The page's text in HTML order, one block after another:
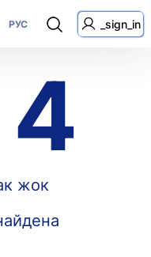
РУС _sign_in
4
жок